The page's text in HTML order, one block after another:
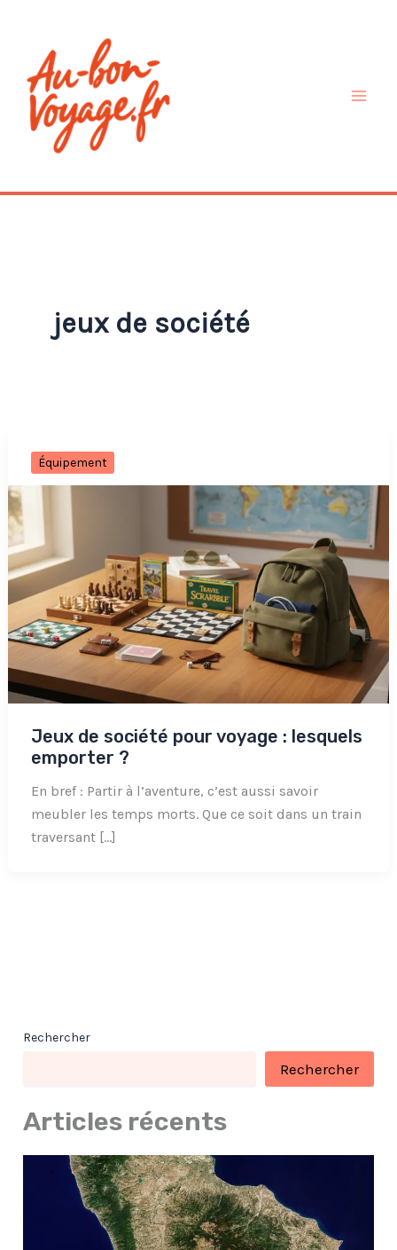
contenu
jeux de société
Équipement
Jeux de société pour voyage : lesquels
emporter ?
En bref : Partir à l’aventure, c’est aussi savoir
meubler les temps morts. Que ce soit dans un train
traversant […]
Rechercher
Rechercher
Articles récents